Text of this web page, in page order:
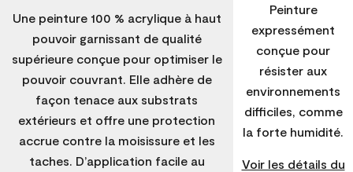
Une peinture 100 % acrylique à haut
pouvoir garnissant de qualité
supérieure conçue pour optimiser le
pouvoir couvrant. Elle adhère de
façon tenace aux substrats
extérieurs et offre une protection
accrue contre la moisissure et les
taches. D’application facile au
Peinture
expressément
conçue pour
résister aux
environnements
difficiles, comme
la forte humidité.
Voir les détails du